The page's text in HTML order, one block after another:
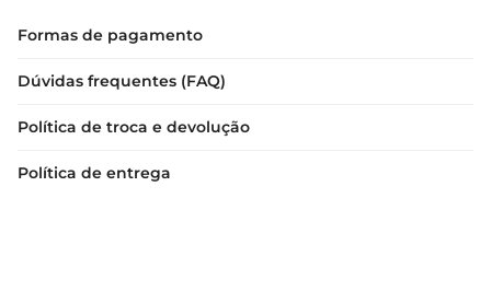
Formas de pagamento
Dúvidas frequentes (FAQ)
Política de troca e devolução
Política de entrega